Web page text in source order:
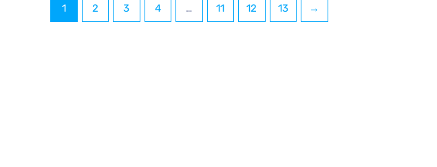
1 2 3 4 … 11 12 13 →